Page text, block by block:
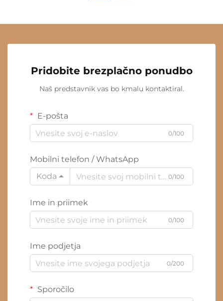
Pridobite brezplačno ponudbo
Naš predstavnik vas bo kmalu kontaktiral.
E-pošta
0/100
Mobilni telefon / WhatsApp
Koda
0/100
Ime in priimek
0/100
Ime podjetja
0/200
Sporočilo